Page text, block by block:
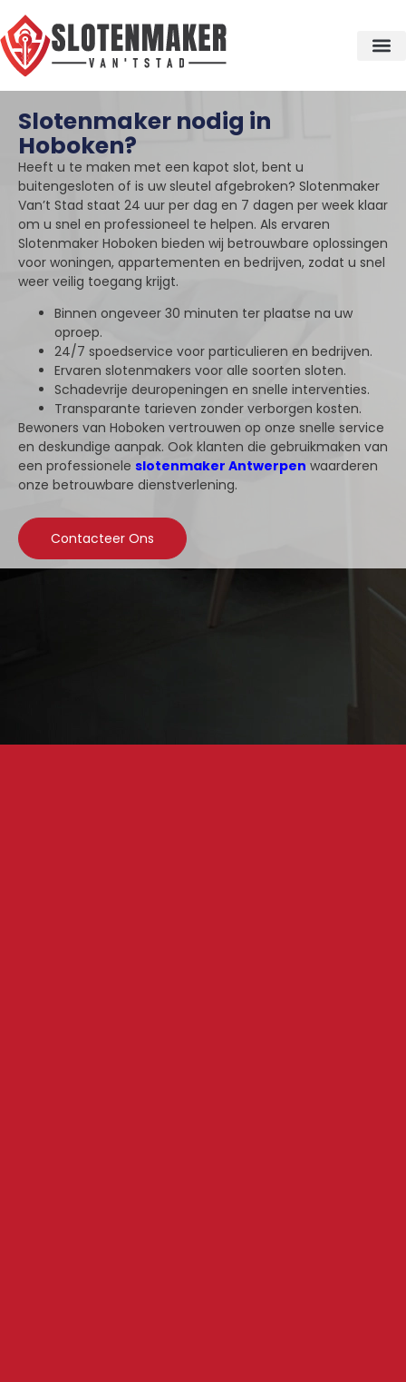
Slotenmaker nodig in
Hoboken?
Heeft u te maken met een kapot slot, bent u
buitengesloten of is uw sleutel afgebroken? Slotenmaker
Van’t Stad staat 24 uur per dag en 7 dagen per week klaar
om u snel en professioneel te helpen. Als ervaren
Slotenmaker Hoboken bieden wij betrouwbare oplossingen
voor woningen, appartementen en bedrijven, zodat u snel
weer veilig toegang krijgt.
Binnen ongeveer 30 minuten ter plaatse na uw
oproep.
24/7 spoedservice voor particulieren en bedrijven.
Ervaren slotenmakers voor alle soorten sloten.
Schadevrije deuropeningen en snelle interventies.
Transparante tarieven zonder verborgen kosten.
Bewoners van Hoboken vertrouwen op onze snelle service
en deskundige aanpak. Ook klanten die gebruikmaken van
een professionele slotenmaker Antwerpen waarderen
onze betrouwbare dienstverlening.
Contacteer Ons